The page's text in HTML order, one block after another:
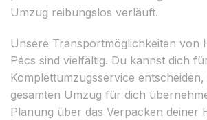
Umzug reibungslos verläuft.
Unsere Transportmöglichkeiten von
Pécs sind vielfältig. Du kannst dich
Komplettumzugsservice
gesamten Umzug für dich
Planung über das Verpacken deiner